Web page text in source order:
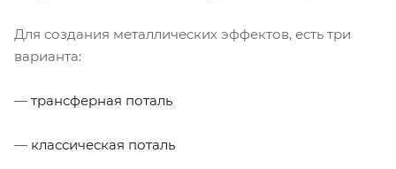
Для создания металлических эффектов, есть три
варианта:
— трансферная поталь
— классическая поталь